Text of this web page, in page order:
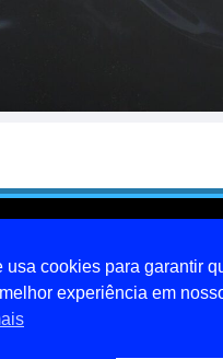
Miguel Pinheiro- todos
reservados
usa cookies para garantir
experiência em